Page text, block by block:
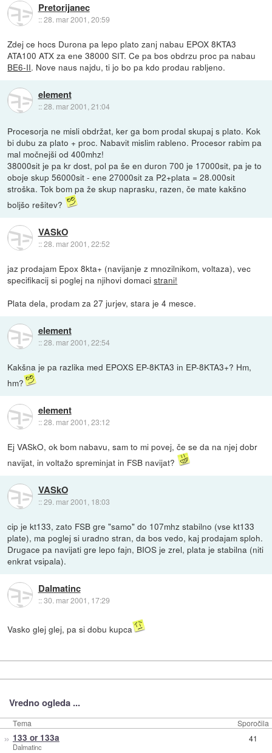
Pretorijanec
::28. mar 2001, 20:59
Zdej ce hocs Durona pa lepo plato zanj nabau EPOX 8KTA3
ATA100 ATX za ene 38000 SIT. Ce pa bos obdrzu proc pa nabau
BE6-II. Nove naus najdu, ti jo bo pa kdo prodau rabljeno.
element
::28. mar 2001, 21:04
Procesorja ne misli obdržat, ker ga bom prodal skupaj s plato. Kok
bi dubu za plato + proc. Nabavit mislim rableno. Procesor rabim pa
mal močnejši od 400mhz!
38000sit je pa kr dost, pol pa še en duron 700 je 17000sit, pa je to
oboje skup 56000sit - ene 27000sit za P2+plata = 28.000sit
stroška. Tok bom pa že skup naprasku, razen, če mate kakšno
boljšo rešitev?
VASkO
::28. mar 2001, 22:52
jaz prodajam Epox 8kta+ (navijanje z mnozilnikom, voltaza), vec
specifikacij si poglej na njihovi domacistrani!
Plata dela, prodam za 27 jurjev, stara je 4 mesce.
element
::28. mar 2001, 22:54
Kakšna je pa razlika med EPOXS EP-8KTA3 in EP-8KTA3+? Hm,
hm?
element
::28. mar 2001, 23:12
Ej VASkO, ok bom nabavu, sam to mi povej, če se da na njej dobr
navijat, in voltažo spreminjat in FSB navijat?
VASkO
::29. mar 2001, 18:03
cip je kt133, zato FSB gre "samo" do 107mhz stabilno (vse kt133
plate), ma poglej si uradno stran, da bos vedo, kaj prodajam sploh.
Drugace pa navijati gre lepo fajn, BIOS je zrel, plata je stabilna (niti
enkrat vsipala).
Dalmatinc
::30. mar 2001, 17:29
Vasko glej glej, pa si dobu kupca
Vredno ogleda ...
Tema Sporočila
» 133 or 133a
Dalmatinc
41